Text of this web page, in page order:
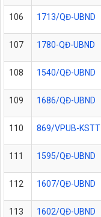
106 1713/QĐ-UBND
107 1780-QĐ-UBND
108 1540/QĐ-UBND
109 1686/QĐ-UBND
110 869/VPUB-KSTT
111 1595/QĐ-UBND
112 1607/QĐ-UBND
113 1602/QĐ-UBND